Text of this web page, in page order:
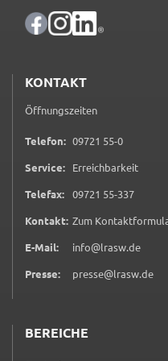
KONTAKT
Öffnungszeiten
Telefon: 09721 55-00 9 7 2 1 5
Service: Erreichbarkeit
Telefax: 09721 55-3370 9 7 2
Kontakt: Zum
E-Mail:
info@lrasw.de
Presse:
presse@lrasw.de
BEREICHE
ermöglichen.
YouTube
Anbieter:
Einwilligung
Youtube Videos
Google Maps